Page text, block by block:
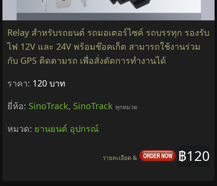
Relay สำหรับรถยนต์ รถมอเตอร์ไซค์ รถบรรทุก รองรับ
ไฟ 12V และ 24V พร้อมช๊อคเก็ต สามารถใช้งานร่วม
กับ GPS ติดตามรถ เพื่อสั่งตัดการทำงานได้
ราคา: 120 บาท
ยี่ห้อ: SinoTrack, SinoTrack ทุกหมวด
หมวด: ยานยนต์ อุปกรณ์
฿120
รายละเอียด &